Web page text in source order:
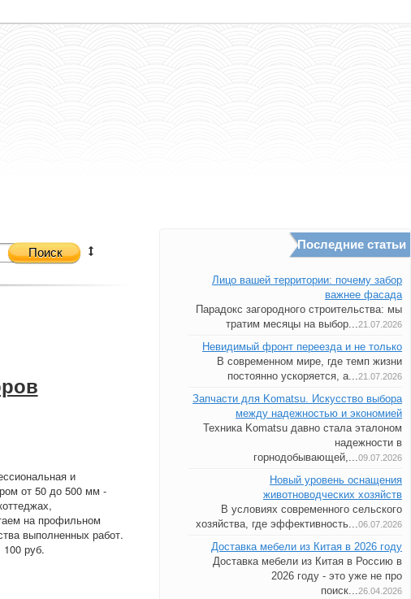
Поиск
и
от 50 до 500 мм -
на профильном
выполненных работ.
руб.
Последние статьи
Лицо вашей территории: почему забор
важнее фасада
Парадокс загородного строительства: мы
тратим месяцы на выбор...21.07.2026
Невидимый фронт переезда и не только
В современном мире, где темп жизни
постоянно ускоряется, а...21.07.2026
Запчасти для Komatsu. Искусство выбора
между надежностью и экономией
Техника Komatsu давно стала эталоном
надежности в
горнодобывающей,...09.07.2026
Новый уровень оснащения
животноводческих хозяйств
В условиях современного сельского
хозяйства, где эффективность...06.07.2026
Доставка мебели из Китая в 2026 году
Доставка мебели из Китая в Россию в
2026 году - это уже не про
поиск...26.04.2026